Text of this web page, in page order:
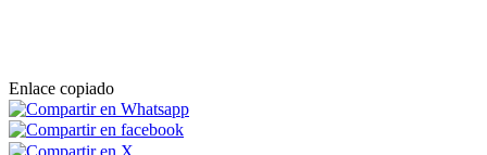
Enlace copiado